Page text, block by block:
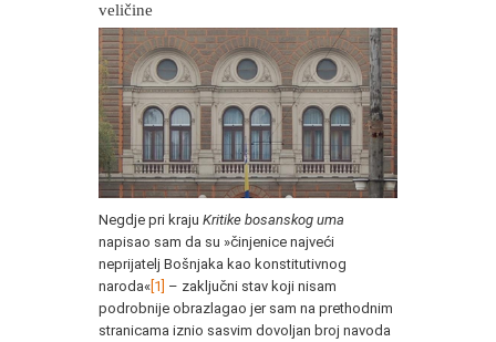
veličine
Negdje pri kraju Kritike bosanskog uma
napisao sam da su »činjenice najveći
neprijatelj Bošnjaka kao konstitutivnog
naroda« 1] – zaključni stav koji nisam
podrobnije obrazlagao jer sam na prethodnim
stranicama iznio sasvim dovoljan broj navoda